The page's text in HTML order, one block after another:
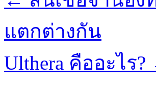
แตกต่างกัน
Ulthera คืออะไร?